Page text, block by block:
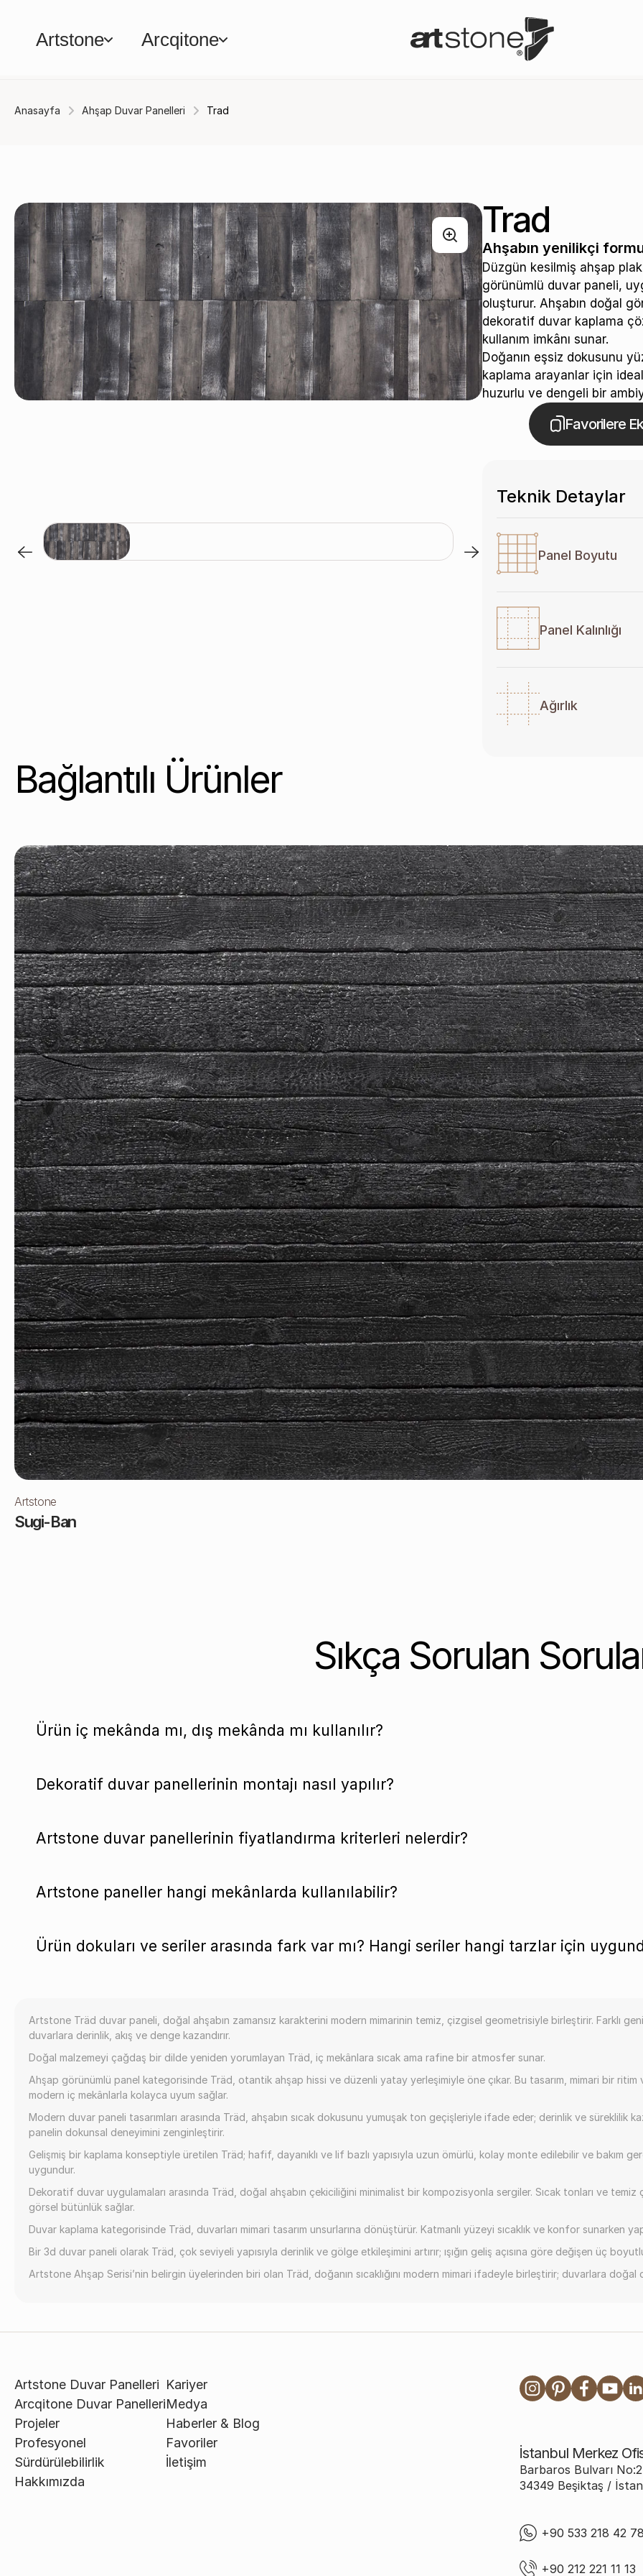
Artstone Arcqitone
Anasayfa Ahşap Duvar Panelleri Trad
Cobriza / A-663
Trad
Ahşabın yenilikçi
Düzgün kesilmiş ahşap
görünümlü duvar paneli,
oluşturur. Ahşabın doğal
dekoratif duvar kaplama
kullanım imkânı sunar.
Doğanın eşsiz dokusunu
kaplama arayanlar için
huzurlu ve dengeli bir
Favorilere
Teknik Detaylar
Panel Boyutu
Panel Kalınlığı
Ağırlık
Bağlantılı Ürünler
Artstone
Sugi-Ban
Sıkça Sorulan
Ürün iç mekânda mı, dış mekânda mı kullanılır?
Dekoratif duvar panellerinin montajı nasıl yapılır?
Artstone duvar panellerinin fiyatlandırma kriterleri nelerdir?
Artstone paneller hangi mekânlarda kullanılabilir?
Ürün dokuları ve seriler arasında fark var mı? Hangi seriler hangi tarzlar için
Artstone Träd duvar paneli, doğal ahşabın zamansız karakterini modern mimarinin temiz, çizgisel geometrisiyle birleştirir. Farklı
duvarlara derinlik, akış ve denge kazandırır.
Doğal malzemeyi çağdaş bir dilde yeniden yorumlayan Träd, iç mekânlara sıcak ama rafine bir atmosfer sunar.
Ahşap görünümlü panel kategorisinde Träd, otantik ahşap hissi ve düzenli yatay yerleşimiyle öne çıkar. Bu tasarım, mimari bir
modern iç mekânlarla kolayca uyum sağlar.
Modern duvar paneli tasarımları arasında Träd, ahşabın sıcak dokusunu yumuşak ton geçişleriyle ifade eder; derinlik ve süreklilik
panelin dokunsal deneyimini zenginleştirir.
Gelişmiş bir kaplama konseptiyle üretilen Träd; hafif, dayanıklı ve lif bazlı yapısıyla uzun ömürlü, kolay monte edilebilir ve bakım
uygundur.
Dekoratif duvar uygulamaları arasında Träd, doğal ahşabın çekiciliğini minimalist bir kompozisyonla sergiler. Sıcak tonları ve
görsel bütünlük sağlar.
Duvar kaplama kategorisinde Träd, duvarları mimari tasarım unsurlarına dönüştürür. Katmanlı yüzeyi sıcaklık ve konfor sunarken
Bir 3d duvar paneli olarak Träd, çok seviyeli yapısıyla derinlik ve gölge etkileşimini artırır; ışığın geliş açısına göre değişen üç
Artstone Ahşap Serisi’nin belirgin üyelerinden biri olan Träd, doğanın sıcaklığını modern mimari ifadeyle birleştirir; duvarlara doğal
Artstone Duvar Panelleri
Arcqitone Duvar Panelleri
Projeler
Profesyonel
Sürdürülebilirlik
Hakkımızda
Kariyer
Medya
Haberler & Blog
Favoriler
İletişim
İstanbul Merkez
Barbaros Bulvarı
34349 Beşiktaş /
+90 533 218 42
+90 212 221 11 13